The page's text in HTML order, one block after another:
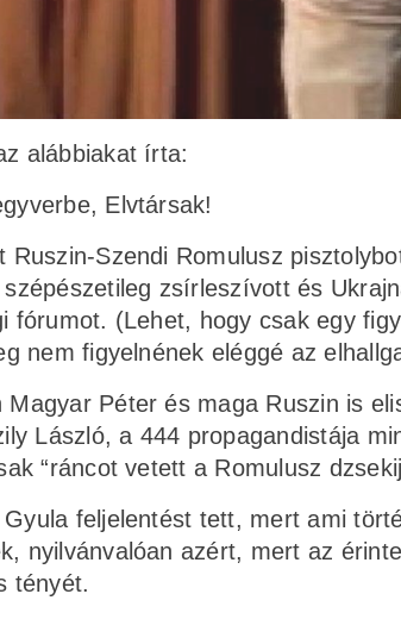
alábbiakat írta:
Elvtársak!
Ruszin-Szendi Romulusz
zsírleszívott és
fórumot. (Lehet, hogy csak egy
nem figyelnének eléggé az
Magyar Péter és maga Ruszin is
László, a 444 propagandistája
“ráncot vetett a Romulusz
feljelentést tett, mert ami
nyilvánvalóan azért, mert az
tényét.